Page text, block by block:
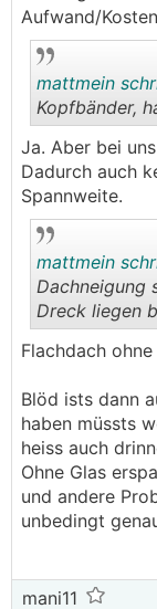
Aufwand/
mattmein
Kopfbänder,
Ja. Aber bei
Dadurch auch
Spannweite.
mattmein
Dachneigung
Dreck liegen
Flachdach ohne
Blöd ists dann
haben müssts
heiss auch
Ohne Glas
und andere
unbedingt
mani11